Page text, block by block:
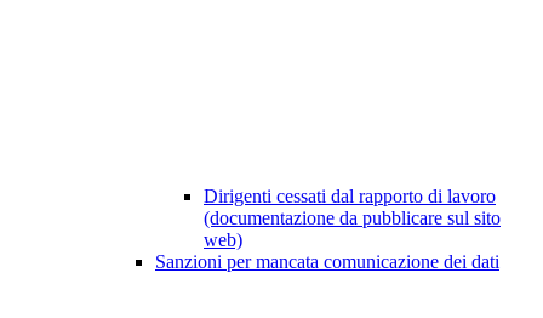
Dirigenti cessati dal rapporto di lavoro
(documentazione da pubblicare sul sito
web)
Sanzioni per mancata comunicazione dei dati